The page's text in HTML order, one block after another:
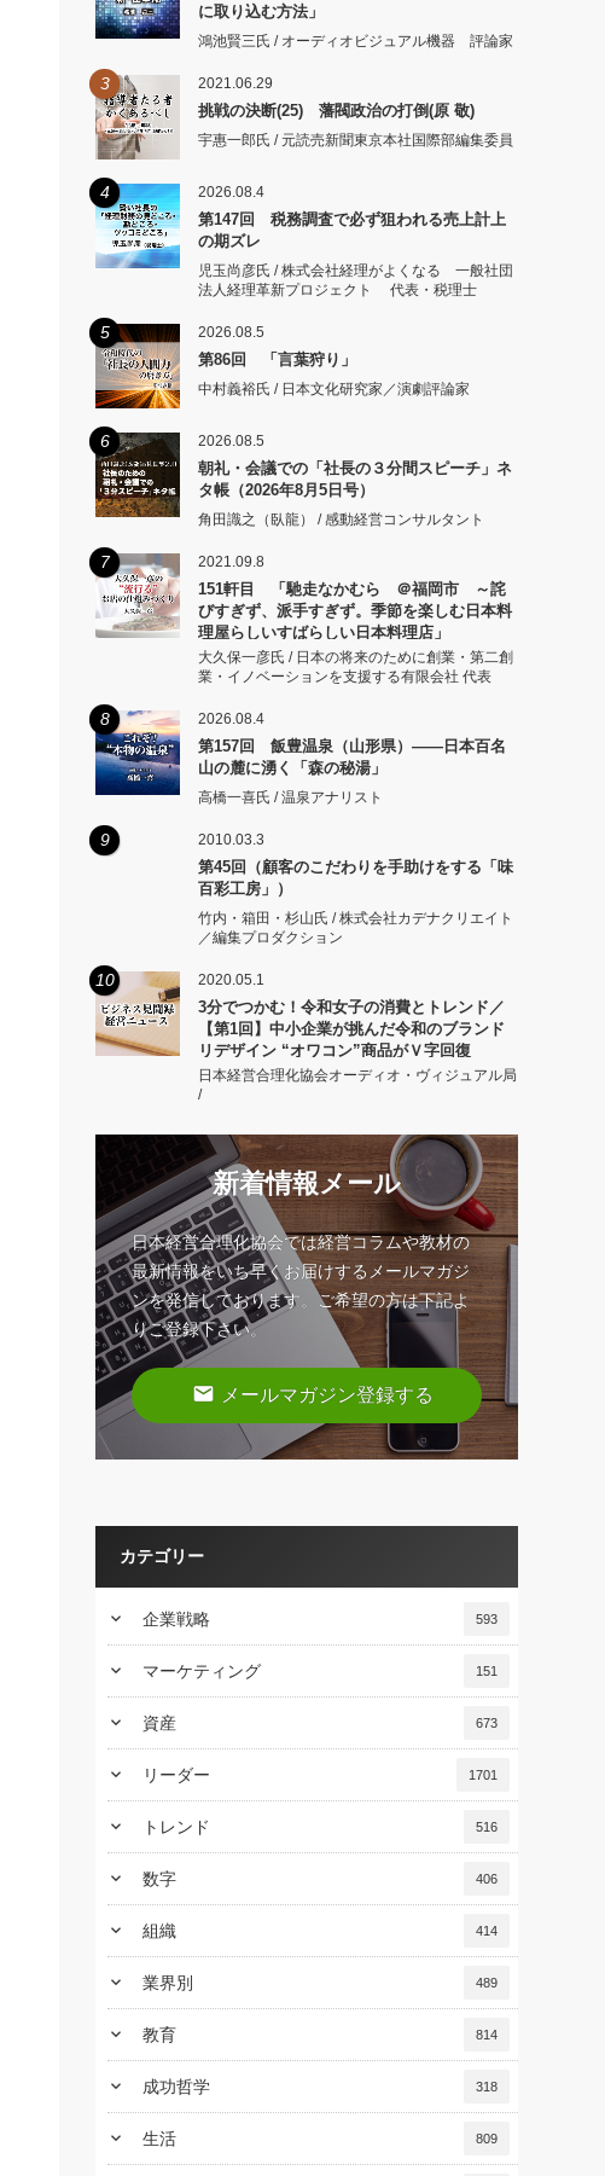
に取り込む方法」
鴻池賢三氏 / オーディオビジュアル機器 評論家
3 2021.06.29
挑戦の決断(25) 藩閥政治の打倒(原 敬)
宇惠一郎氏 / 元読売新聞東京本社国際部編集委員
4 2026.08.4
第147回 税務調査で必ず狙われる売上計上
の期ズレ
児玉尚彦氏 / 株式会社経理がよくなる 一般社団
法人経理革新プロジェクト 代表・税理士
5 2026.08.5
第86回 「言葉狩り」
中村義裕氏 / 日本文化研究家／演劇評論家
6 2026.08.5
朝礼・会議での「社長の３分間スピーチ」ネ
タ帳（2026年8月5日号）
角田識之（臥龍） / 感動経営コンサルタント
7 2021.09.8
151軒目 「馳走なかむら ＠福岡市 ～詫
びすぎず、派手すぎず。季節を楽しむ日本料
理屋らしいすばらしい日本料理店」
大久保一彦氏 / 日本の将来のために創業・第二創
業・イノベーションを支援する有限会社 代表
8 2026.08.4
第157回 飯豊温泉（山形県）――日本百名
山の麓に湧く「森の秘湯」
高橋一喜氏 / 温泉アナリスト
9 2010.03.3
第45回（顧客のこだわりを手助けをする「味
百彩工房」）
竹内・箱田・杉山氏 / 株式会社カデナクリエイト
／編集プロダクション
10 2020.05.1
3分でつかむ！令和女子の消費とトレンド／
【第1回】中小企業が挑んだ令和のブランド
リデザイン “オワコン”商品がＶ字回復
日本経営合理化協会オーディオ・ヴィジュアル局
/
新着情報メール
日本経営合理化協会では経営コラムや教材の
最新情報をいち早くお届けするメールマガジ
ンを発信しております。ご希望の方は下記よ
りご登録下さい。
email メールマガジン登録する
カテゴリー
keyboard_arrow_down 企業戦略 593
keyboard_arrow_down マーケティング 151
keyboard_arrow_down 資産 673
keyboard_arrow_down リーダー 1701
keyboard_arrow_down トレンド 516
keyboard_arrow_down 数字 406
keyboard_arrow_down 組織 414
keyboard_arrow_down 業界別 489
keyboard_arrow_down 教育 814
keyboard_arrow_down 成功哲学 318
keyboard_arrow_down 生活 809